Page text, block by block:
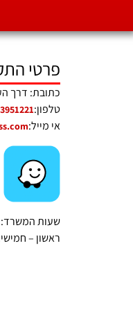
פרטי
כתובת: דרך העמק 32, יקנעם
טלפון:
אי מייל:
שעות המשרד:
ראשון – חמישי: 08:00 –